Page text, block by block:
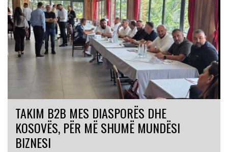
TAKIM B2B MES DIASPORËS DHE
KOSOVËS, PËR MË SHUMË MUNDËSI
BIZNESI